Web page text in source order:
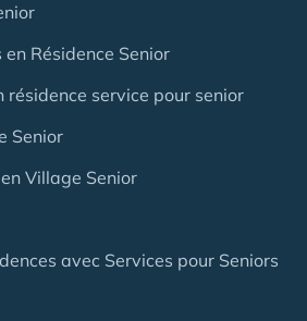
Résidence Senior
résidence service pour senior
Senior
Village Senior
avec Services pour Seniors